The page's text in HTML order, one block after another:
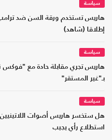
سياسة
هاريس تستخدم ورقة السن ضد ترامب
إطلاقا (شاهد)
سياسة
هاريس تجري مقابلة حادة مع
بـ"غير المستقر"
سياسة
هل ستخسر هاريس أصوات اللاتينيين
استطلاع رأي يجيب